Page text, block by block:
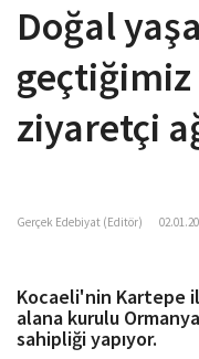
v
g
a
t
n
Doğal
geçtiğimiz
ziyaretçi
Gerçek Edebiyat (Editör)
Kocaeli'nin Kartepe
alana kurulu
sahipliği yapıyor.